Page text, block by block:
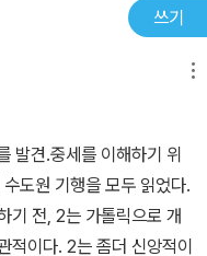
와 오해가 있던 것들을 반
사람이라면, 아니 강아지를
를 추천하고 싶다...
지만개를 키우는 사람이
(예를들어 개를 '구입') 책
것같다초보견주들이 읽
분을 추가해줌으로서 이
목욕하는법, 기본훈련법,
도 고요함이 필요하다는
롭게 봤지만 위의 내용들
관련이 되어있기 때문인
쓰기
발견.중세를 이해하기 위
도원 기행을 모두 읽었다.
기 전, 2는 가톨릭으로 개
적이다. 2는 좀더 신앙적이